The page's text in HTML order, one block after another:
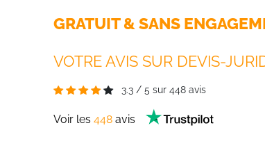
GRATUIT & SANS
VOTRE AVIS SUR DEVIS-
3.3 / 5 sur 448 avis
Voir les 448 avis